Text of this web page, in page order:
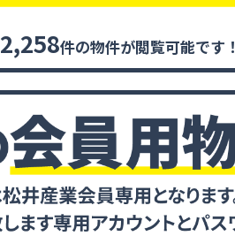
2,258件の物件が閲覧可能です！